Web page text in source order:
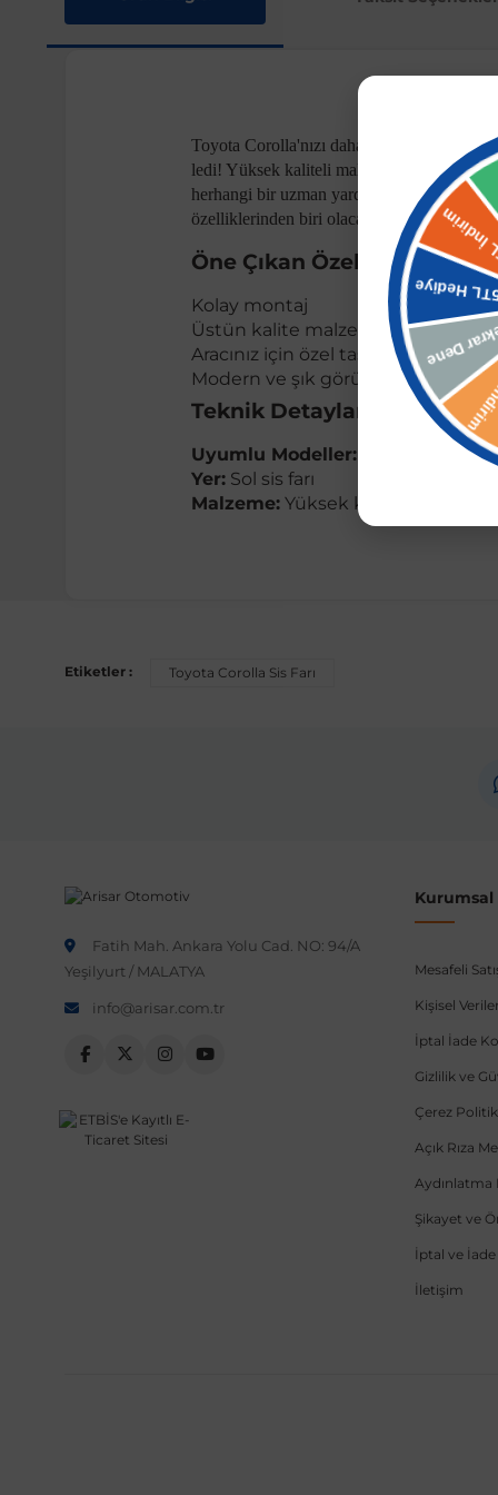
Toyota Corolla'nızı daha modern ve şık
ledi! Yüksek kaliteli malzemeden üretilmiş
herhangi bir uzman yardımı almadan
özelliklerinden biri olacak.
Öne Çıkan Özellikler:
Kolay montaj
Üstün kalite malzeme
Aracınız için özel tasarım
Modern ve şık görünüm
Teknik Detaylar:
Uyumlu Modeller:
2019 ve
Yer: Sol sis farı
Malzeme: Yüksek kaliteli plastik ve
Araç üreticileri aynı model yılı içerisinde farklı
Etiketler : Toyota Corolla Sis Farı
Fatih Mah. Ankara Yolu Cad. NO: 94/A
Yeşilyurt / MALATYA
info@arisar.com.tr
Mesafeli
Kişisel
İptal İade
Gizlilik ve
Çerez
Açık Rıza
Aydınlatma
Şikayet ve
İptal ve
İletişim